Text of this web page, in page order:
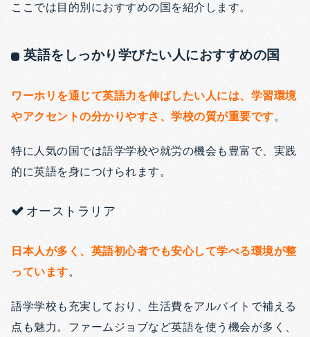
ここでは目的別におすすめの国を紹介します。
英語をしっかり学びたい人におすすめの国
ワーホリを通じて英語力を伸ばしたい人には、学習環境
やアクセントの分かりやすさ、学校の質が重要です。
特に人気の国では語学学校や就労の機会も豊富で、実践
的に英語を身につけられます。
オーストラリア
日本人が多く、英語初心者でも安心して学べる環境が整
っています。
語学学校も充実しており、生活費をアルバイトで補える
点も魅力。ファームジョブなど英語を使う機会が多く、